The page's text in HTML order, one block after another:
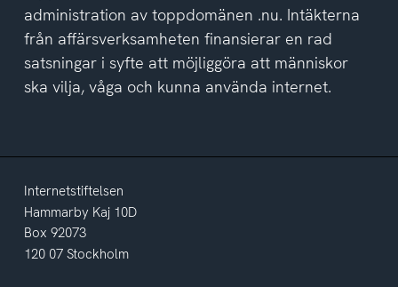
administration av toppdomänen .nu. Intäkterna
från affärsverksamheten finansierar en rad
satsningar i syfte att möjliggöra att människor
ska vilja, våga och kunna använda internet.
Internetstiftelsen
Hammarby Kaj 10D
Box 92073
120 07 Stockholm